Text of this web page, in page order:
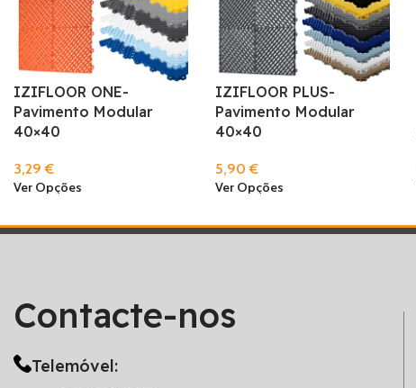
IZIFLOOR ONE-
Pavimento Modular
40×40
3,29€
Ver Opções
IZIFLOOR PLUS-
Pavimento Modular
40×40
5,90€
Ver Opções
Contacte-nos
Telemóvel: